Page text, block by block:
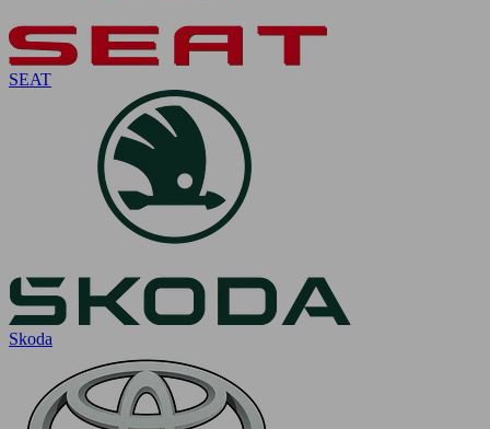
SEAT
Skoda